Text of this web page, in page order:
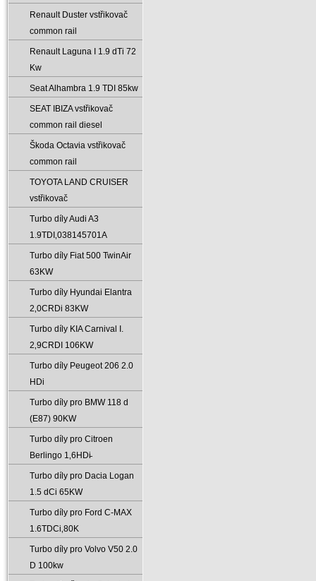
Renault Duster vstřikovač
common rail
Renault Laguna I 1.9 dTi 72
Kw
Seat Alhambra 1.9 TDI 85kw
SEAT IBIZA vstřikovač
common rail diesel
Škoda Octavia vstřikovač
common rail
TOYOTA LAND CRUISER
vstřikovač
Turbo díly Audi A3
1.9TDI‚038145701A
Turbo díly Fiat 500 TwinAir
63KW
Turbo díly Hyundai Elantra
2‚0CRDi 83KW
Turbo díly KIA Carnival I.
2‚9CRDI 106KW
Turbo díly Peugeot 206 2.0
HDi
Turbo díly pro BMW 118 d
(E87) 90KW
Turbo díly pro Citroen
Berlingo 1‚6HDi̵
Turbo díly pro Dacia Logan
1.5 dCi 65KW
Turbo díly pro Ford C-MAX
1.6TDCi‚80K
Turbo díly pro Volvo V50 2.0
D 100kw